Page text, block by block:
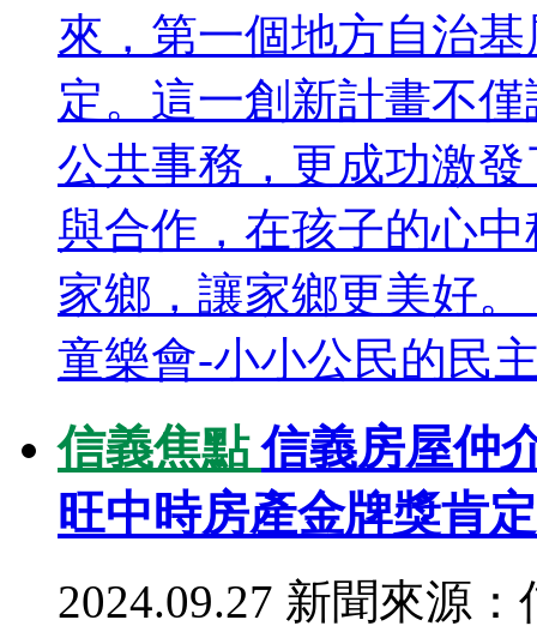
來，第一個地方自治
定。這一創新計畫不
公共事務，更成功激
與合作，在孩子的心
家鄉，讓家鄉更美好
童樂會-小小公民的民
信義焦點信義房屋仲
旺中時房產金牌獎肯定
2024.09.27 新聞來源：